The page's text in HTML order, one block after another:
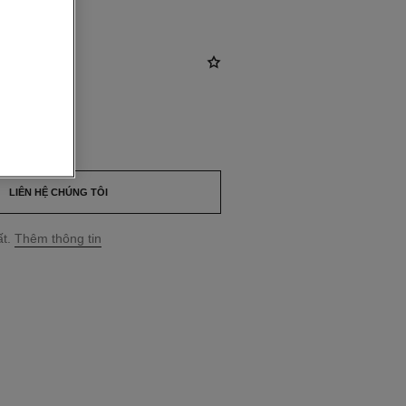
LIÊN HỆ CHÚNG TÔI
Thêm thông tin